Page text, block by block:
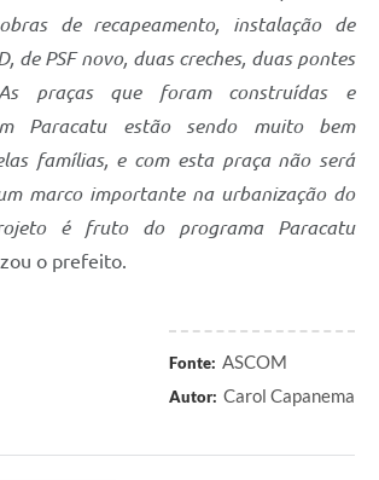
de recapeamento, instalação de
de PSF novo, duas creches, duas pontes
praças que foram construídas e
Paracatu estão sendo muito bem
famílias, e com esta praça não será
marco importante na urbanização do
é fruto do programa Paracatu
o prefeito.
Fonte: ASCOM
Autor: Carol Capanema